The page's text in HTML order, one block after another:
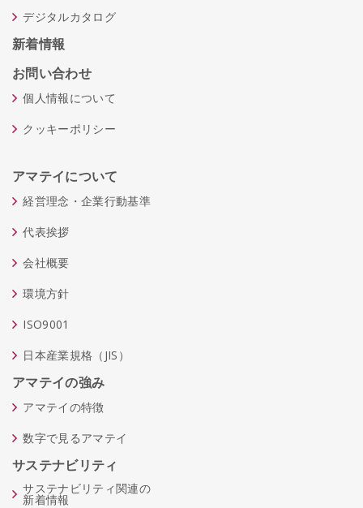
デジタルカタログ
新着情報
お問い合わせ
個人情報について
クッキーポリシー
アマテイについて
経営理念・企業行動基準
代表挨拶
会社概要
環境方針
ISO9001
日本産業規格（JIS）
アマテイの強み
アマテイの特徴
数字で見るアマテイ
サステナビリティ
サステナビリティ関連の
新着情報